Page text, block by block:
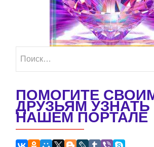
ПОМОГИТЕ
ДРУЗЬЯМ УЗНАТЬ
НАШЕМ ПОРТАЛЕ